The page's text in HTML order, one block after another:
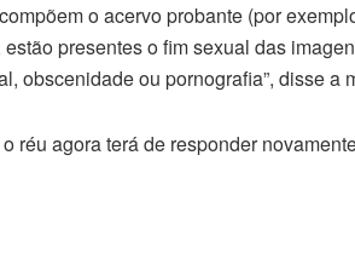
o acervo probante (por
presentes o fim sexual das
obscenidade ou pornografia”, disse a
réu agoraterá de responder